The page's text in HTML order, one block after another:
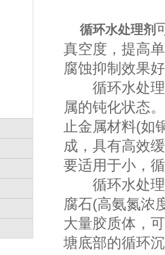
循环水处理剂
真空度，提高
腐蚀抑制效果
循环水处理
属的钝化状态
止金属材料(如
成，具有高效
要适用于小，
循环水处理
腐石(高氨氮浓
大量胶质体，
塘底部的循环